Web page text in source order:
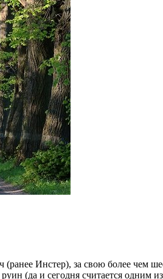
(ранее Инстер), за свою более
(да и сегодня считается одним